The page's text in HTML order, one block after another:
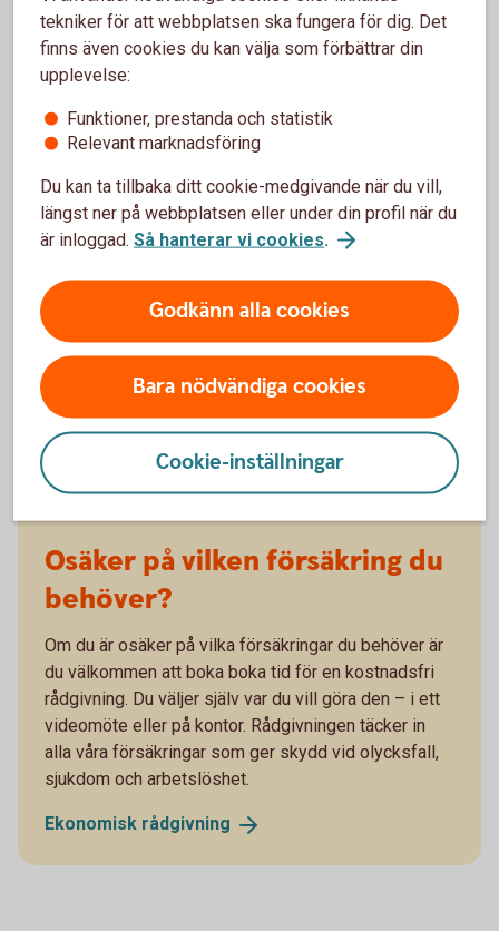
Har olyckan varit framme?
Här kan du göra din anmälan och ansöka om
ersättning.
Skadeanmälan – anmälskada
Osäker på vilken försäkring du
behöver?
Om du är osäker på vilka försäkringar du behöver är
du välkommen att boka boka tid för en kostnadsfri
rådgivning. Du väljer själv var du vill göra den – i ett
videomöte eller på kontor. Rådgivningen täcker in
alla våra försäkringar som ger skydd vid olycksfall,
sjukdom och arbetslöshet.
Ekonomisk rådgivning
tekniker för att webbplatsen ska fungera för dig. Det
finns även cookies du kan välja som förbättrar din
upplevelse:
Funktioner, prestanda och statistik
Relevant marknadsföring
Du kan ta tillbaka ditt cookie-medgivande när du vill,
längst ner på webbplatsen eller under din profil när du
är inloggad. Så hanterar vi cookies.
Godkänn alla cookies
Bara nödvändiga cookies
Cookie-inställningar